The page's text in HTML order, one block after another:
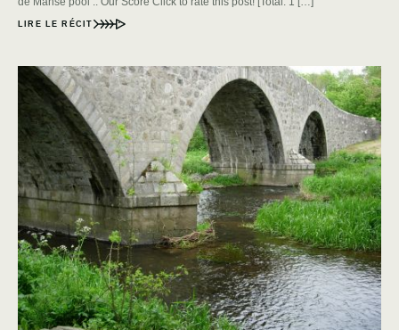
LIRE LE RÉCIT